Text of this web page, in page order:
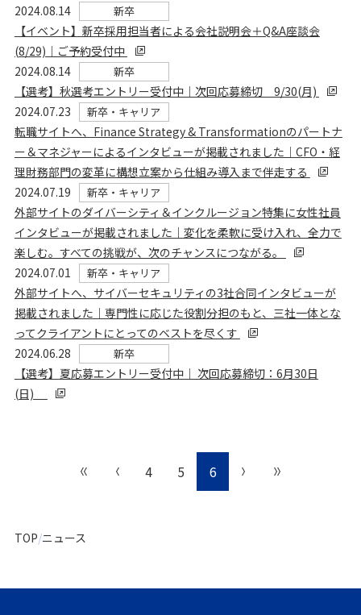
2024.08.14
新卒
【イベント】新卒採用担当者による会社説明会＋Q&A座談会
(8/29)｜ご予約受付中
2024.08.14
新卒
【選考】秋選考エントリー受付中｜次回応募締切 9/30(月)
2024.07.23
新卒・キャリア
転職サイトへ、Finance Strategy & Transformationのパートナ
ー＆マネジャーによるインタビューが掲載されました｜CFO・経
理財務部門の変革に構想立案から仕組み導入まで伴走する
2024.07.19
新卒・キャリア
外部サイトのダイバーシティ＆インクルージョン特集に女性社員
インタビューが掲載されました｜変化を柔軟に受け入れ、全力で
楽しむ。すべての挑戦が、次のチャンスにつながる。
2024.07.01
新卒・キャリア
外部サイトへ、サイバーセキュリティの3社合同インタビューが
掲載されました｜専門性に応じた役割分担のもと、三社一体とな
ってクライアントにとってのベストを尽くす
2024.06.28
新卒
【選考】夏応募エントリー受付中｜ 次回応募締切：6月30日
(日)
4 5 6
TOP ニュース